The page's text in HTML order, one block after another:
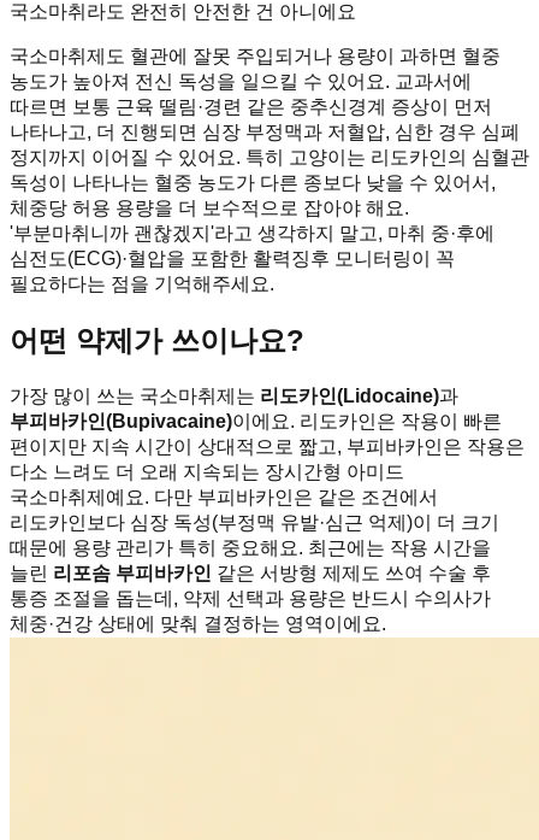
국소마취라도 완전히 안전한 건 아니에요
국소마취제도 혈관에 잘못 주입되거나 용량이 과하면 혈중
농도가 높아져 전신 독성을 일으킬 수 있어요. 교과서에
따르면 보통 근육 떨림·경련 같은 중추신경계 증상이 먼저
나타나고, 더 진행되면 심장 부정맥과 저혈압, 심한 경우 심폐
정지까지 이어질 수 있어요. 특히 고양이는 리도카인의 심혈관
독성이 나타나는 혈중 농도가 다른 종보다 낮을 수 있어서,
체중당 허용 용량을 더 보수적으로 잡아야 해요.
'부분마취니까 괜찮겠지'라고 생각하지 말고, 마취 중·후에
심전도(ECG)·혈압을 포함한 활력징후 모니터링이 꼭
필요하다는 점을 기억해주세요.
어떤 약제가 쓰이나요?
가장 많이 쓰는 국소마취제는 리도카인(Lidocaine)과
부피바카인(Bupivacaine)이에요. 리도카인은 작용이 빠른
편이지만 지속 시간이 상대적으로 짧고, 부피바카인은 작용은
다소 느려도 더 오래 지속되는 장시간형 아미드
국소마취제예요. 다만 부피바카인은 같은 조건에서
리도카인보다 심장 독성(부정맥 유발·심근 억제)이 더 크기
때문에 용량 관리가 특히 중요해요. 최근에는 작용 시간을
늘린 리포솜 부피바카인 같은 서방형 제제도 쓰여 수술 후
통증 조절을 돕는데, 약제 선택과 용량은 반드시 수의사가
체중·건강 상태에 맞춰 결정하는 영역이에요.